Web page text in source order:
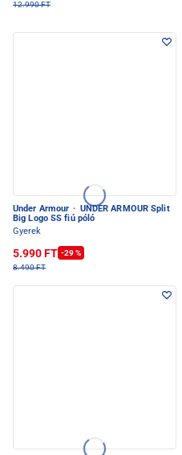
12.990 FT
Under Armour · UNDER ARMOUR Split
Big Logo SS fiú póló
Gyerek
5.990 FT -29 %
8.490 FT